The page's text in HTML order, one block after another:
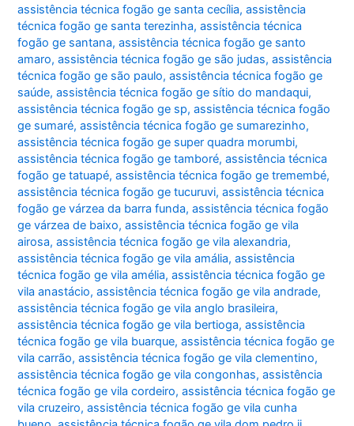
assistência técnica fogão ge santa cecília,assistência
técnica fogão ge santa terezinha,assistência técnica
fogão ge santana,assistência técnica fogão ge santo
amaro,assistência técnica fogão ge são judas,assistência
técnica fogão ge são paulo,assistência técnica fogão ge
saúde,assistência técnica fogão ge sítio do mandaqui,
assistência técnica fogão ge sp,assistência técnica fogão
ge sumaré,assistência técnica fogão ge sumarezinho,
assistência técnica fogão ge super quadra morumbi,
assistência técnica fogão ge tamboré,assistência técnica
fogão ge tatuapé,assistência técnica fogão ge tremembé,
assistência técnica fogão ge tucuruvi,assistência técnica
fogão ge várzea da barra funda,assistência técnica fogão
ge várzea de baixo,assistência técnica fogão ge vila
airosa,assistência técnica fogão ge vila alexandria,
assistência técnica fogão ge vila amália,assistência
técnica fogão ge vila amélia,assistência técnica fogão ge
vila anastácio,assistência técnica fogão ge vila andrade,
assistência técnica fogão ge vila anglo brasileira,
assistência técnica fogão ge vila bertioga,assistência
técnica fogão ge vila buarque,assistência técnica fogão ge
vila carrão,assistência técnica fogão ge vila clementino,
assistência técnica fogão ge vila congonhas,assistência
técnica fogão ge vila cordeiro,assistência técnica fogão ge
vila cruzeiro,assistência técnica fogão ge vila cunha